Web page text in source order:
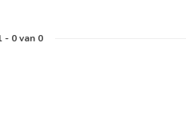
- 0van 0